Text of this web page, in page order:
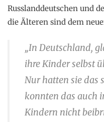
Russlanddeutschen und
die Älteren sind dem
„In Deutschland,
ihre Kinder selbst
Nur hatten sie das
konnten das auch
Kindern nicht